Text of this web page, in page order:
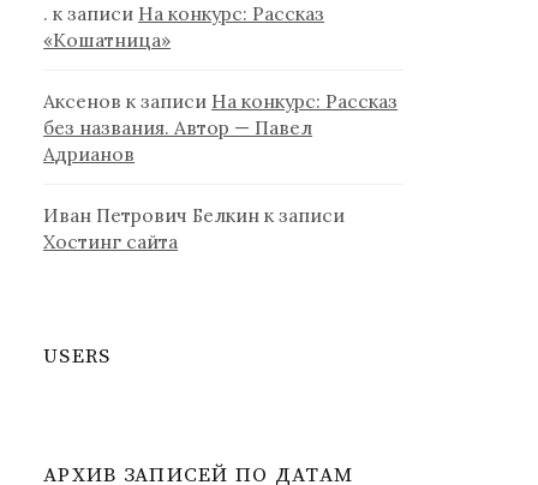
. к записи На конкурс: Рассказ
«Кошатница»
Аксенов к записи На конкурс: Рассказ
без названия. Автор — Павел
Адрианов
Иван Петрович Белкин к записи
Хостинг сайта
USERS
АРХИВ ЗАПИСЕЙ ПО ДАТАМ